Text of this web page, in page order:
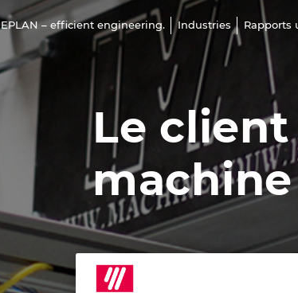
EPLAN – efficient engineering. Industries Rapports
Le
machine